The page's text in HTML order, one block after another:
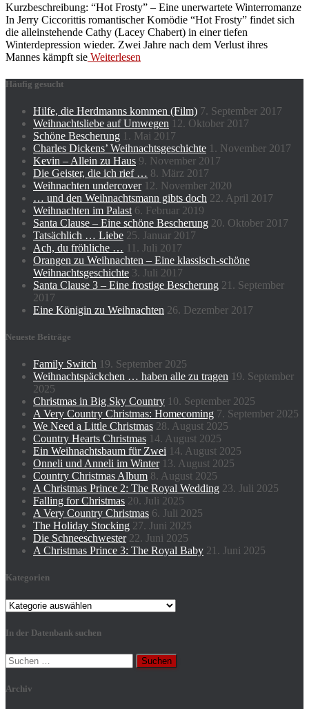
Kurzbeschreibung: “Hot Frosty” – Eine unerwartete Winterromanze
In Jerry Ciccorittis romantischer Komödie “Hot Frosty” findet sich
die alleinstehende Cathy (Lacey Chabert) in einer tiefen
Winterdepression wieder. Zwei Jahre nach dem Verlust ihres
Mannes kämpft sie Weiterlesen
Häufig gesucht
Hilfe, die Herdmanns kommen (Film) 7. September 2017
Weihnachtsliebe auf Umwegen 12. Oktober 2017
Schöne Bescherung 1. Mai 2017
Charles Dickens’ Weihnachtsgeschichte 1. November 2017
Kevin – Allein zu Haus 9. November 2017
Die Geister, die ich rief … 8. März 2017
Weihnachten undercover 12. November 2020
… und den Weihnachtsmann gibts doch 22. April 2017
Weihnachten im Palast 6. Februar 2019
Santa Clause – Eine schöne Bescherung 20. Oktober 2017
Tatsächlich … Liebe 25. Januar 2017
Ach, du fröhliche … 11. Juli 2017
Orangen zu Weihnachten – Eine klassisch-schöne
Weihnachtsgeschichte 3. Juli 2017
Santa Clause 3 – Eine frostige Bescherung 21. September
2017
Eine Königin zu Weihnachten 26. Dezember 2017
Neueste Beiträge
Family Switch 19. September 2025
Weihnachtspäckchen … haben alle zu tragen 19. September
2025
Christmas in Big Sky Country 10. September 2025
A Very Country Christmas: Homecoming 7. September 2025
We Need a Little Christmas 28. August 2025
Country Hearts Christmas 14. August 2025
Ein Weihnachtsbaum für Zwei 14. August 2025
Onneli und Anneli im Winter 13. August 2025
Country Christmas Album 8. August 2025
A Christmas Prince 2: The Royal Wedding 23. Juli 2025
Falling for Christmas 20. Juli 2025
A Very Country Christmas 6. Juli 2025
The Holiday Stocking 27. Juni 2025
Die Schneeschwester 22. Juni 2025
A Christmas Prince 3: The Royal Baby 21. Juni 2025
Kategorien
Kategorien
In der Datenbank suchen
Suchen
nach:
Archiv